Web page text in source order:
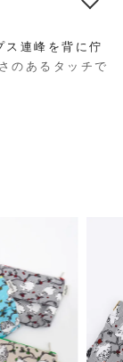
連峰を背に佇
のあるタッチで
テムです。
んで国の特別天
動を応援してい
る「ライチョウ
イチョウの保護
す。